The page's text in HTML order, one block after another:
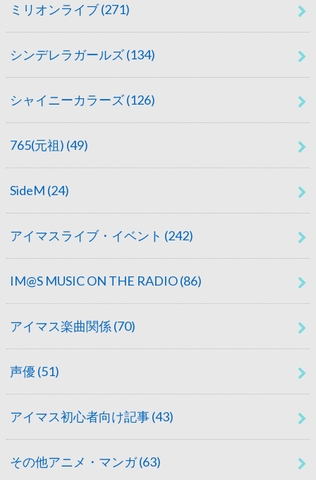
ミリオンライブ(271)
シンデレラガールズ(134)
シャイニーカラーズ(126)
765(元祖) (49)
SideM (24)
アイマスライブ・イベント (242)
IM@S MUSIC ON THE RADIO(86)
アイマス楽曲関係 (70)
声優 (51)
アイマス初心者向け記事(43)
その他アニメ・マンガ(63)